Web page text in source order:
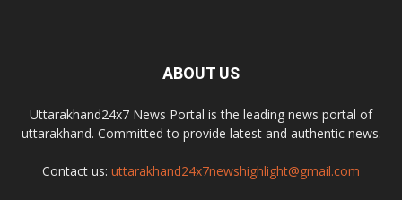
ABOUT US
Uttarakhand24x7 News Portal is the leading news portal of
uttarakhand. Committed to provide latest and authentic news.
Contact us: uttarakhand24x7newshighlight@gmail.com